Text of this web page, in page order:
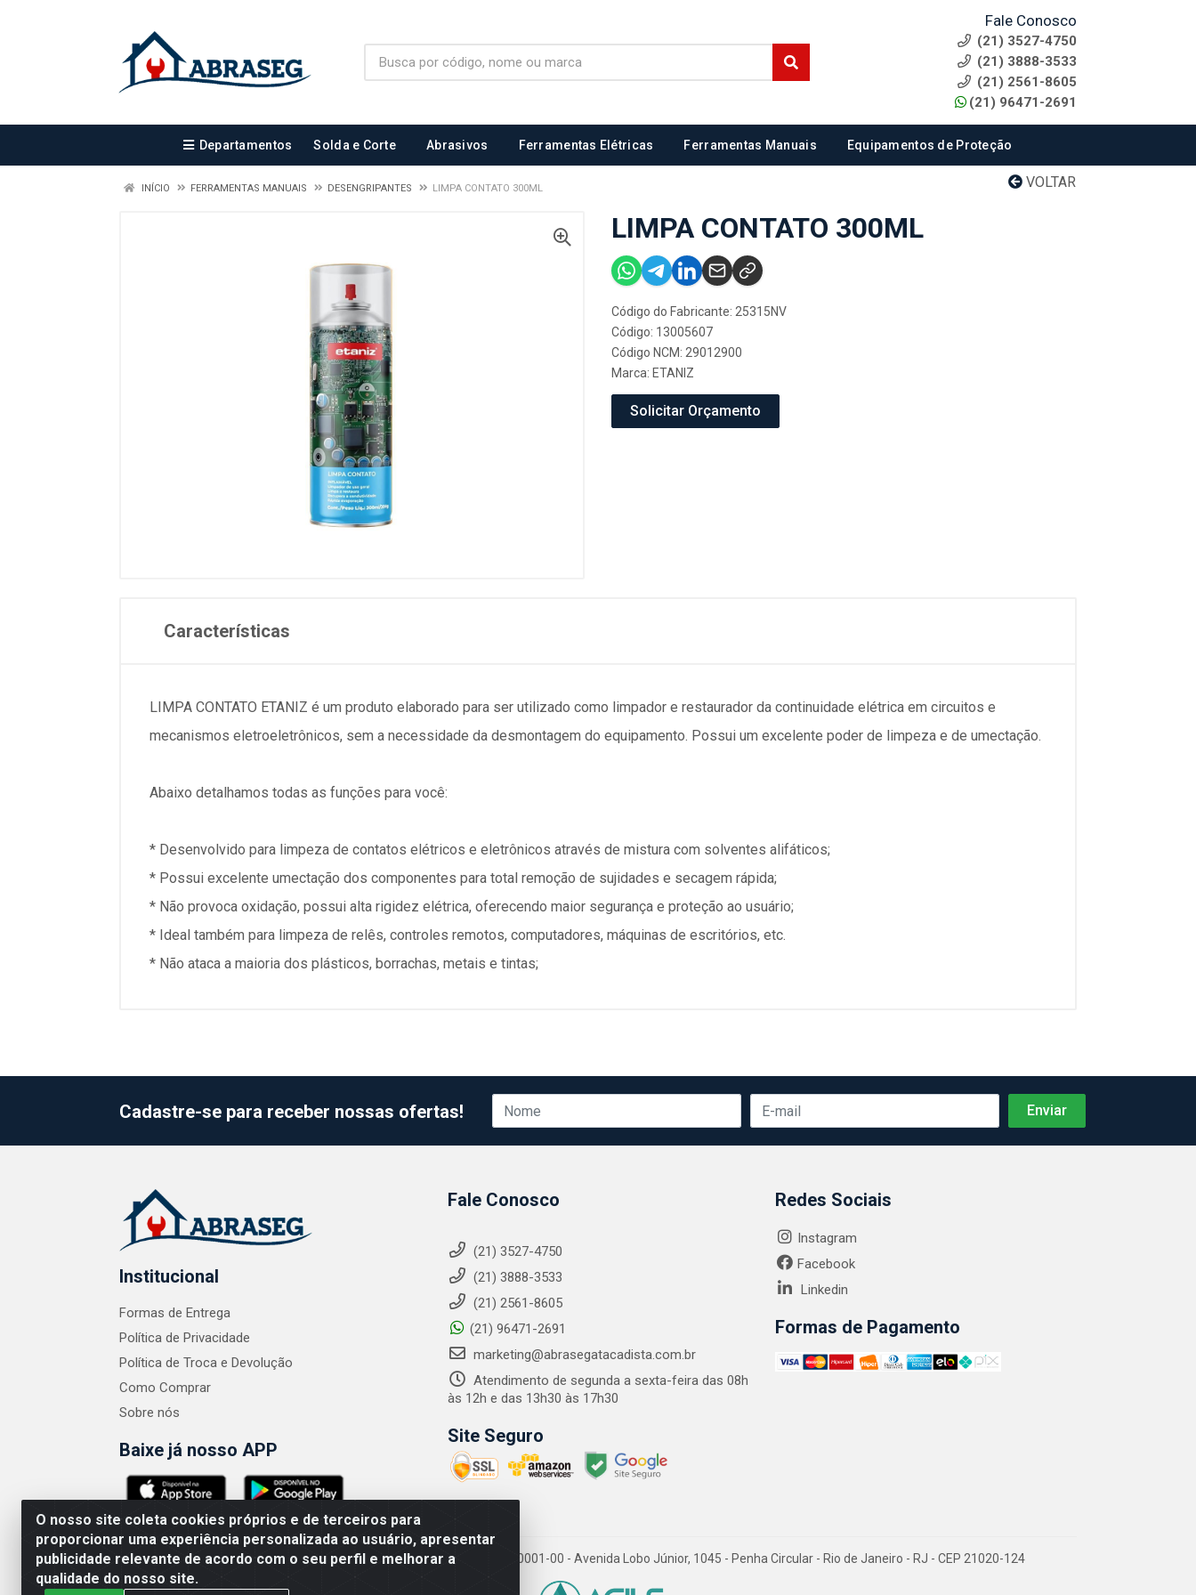
Fale Conosco
(21) 3527-4750
(21) 3888-3533
(21) 2561-8605
(21) 96471-2691
Departamentos Solda e Corte Abrasivos Ferramentas Elétricas Ferramentas Manuais Equipamentos de Proteção
VOLTAR
INÍCIO FERRAMENTAS MANUAIS DESENGRIPANTES LIMPA CONTATO 300ML
LIMPA CONTATO 300ML
Código do Fabricante: 25315NV
Código: 13005607
Código NCM: 29012900
Marca: ETANIZ
Solicitar Orçamento
Características
LIMPA CONTATO ETANIZ é um produto elaborado para ser utilizado como limpador e restaurador da continuidade elétrica em circuitos e
mecanismos eletroeletrônicos, sem a necessidade da desmontagem do equipamento. Possui um excelente poder de limpeza e de umectação.
Abaixo detalhamos todas as funções para você:
* Desenvolvido para limpeza de contatos elétricos e eletrônicos através de mistura com solventes alifáticos;
* Possui excelente umectação dos componentes para total remoção de sujidades e secagem rápida;
* Não provoca oxidação, possui alta rigidez elétrica, oferecendo maior segurança e proteção ao usuário;
* Ideal também para limpeza de relês, controles remotos, computadores, máquinas de escritórios, etc.
* Não ataca a maioria dos plásticos, borrachas, metais e tintas;
O nosso site coleta cookies próprios e de terceiros para
proporcionar uma experiência personalizada ao usuário, apresentar
publicidade relevante de acordo com o seu perfil e melhorar a
qualidade do nosso site.
Cadastre-se para receber nossas ofertas!
Institucional
Formas de Entrega
Política de Privacidade
Política de Troca e Devolução
Como Comprar
Sobre nós
Baixe já nosso APP
Fale Conosco
(21) 3527-4750
(21) 3888-3533
(21) 2561-8605
(21) 96471-2691
marketing@abrasegatacadista.com.br
Atendimento de segunda a sexta-feira das 08h
às 12h e das 13h30 às 17h30
Site Seguro
Redes Sociais
Instagram
Facebook
Linkedin
Formas de Pagamento
ABRASEG COMÉRCIO ATACADISTA LTDA - CNPJ: 10.894.768/0001-00 - Avenida Lobo Júnior, 1045 - Penha Circular - Rio de Janeiro - RJ - CEP 21020-124